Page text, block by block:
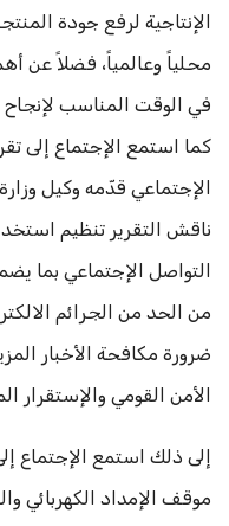
الإنتاجية لرفع جودة
محلياً وعالمياً، فضلاً عن
في الوقت المناسب لإنجاح
كما استمع الإجتماع إلى
الإجتماعي قدّمه وكيل
ناقش التقرير تنظيم
التواصل الإجتماعي بما
من الحد من الجرائم
ضرورة مكافحة الأخبار
الأمن القومي والإستقرار
إلى ذلك استمع الإجتماع
موقف الإمداد الكهربائي